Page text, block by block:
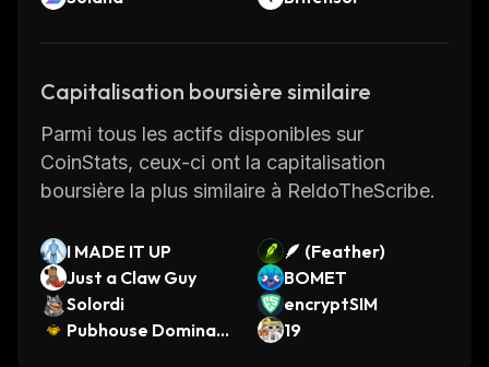
Capitalisation boursière similaire
Parmi tous les actifs disponibles sur
CoinStats, ceux-ci ont la capitalisation
boursière la plus similaire à ReldoTheScribe.
I MADE IT UP
🪶 (Feather)
Just a Claw Guy
BOMET
Solordi
encryptSIM
Pubhouse Dominan
19